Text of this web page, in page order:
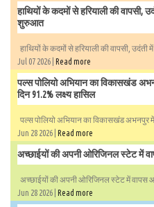
हाथियों के कदमों से हरियाली की वापसी,
शुरुआत
हाथियों के कदमों से हरियाली की वापसी, उदंती में
Jul 07 2026 | Read more
पल्स पोलियो अभियान का विकासखंड
दिन 91.2% लक्ष्य हासिल
पल्स पोलियो अभियान का विकासखंड अभनपुर
Jun 28 2026 | Read more
अच्छाईयों की अपनी ओरिजिनल स्टेट में
अच्छाईयों की अपनी ओरिजिनल स्टेट में वापस
Jun 28 2026 | Read more